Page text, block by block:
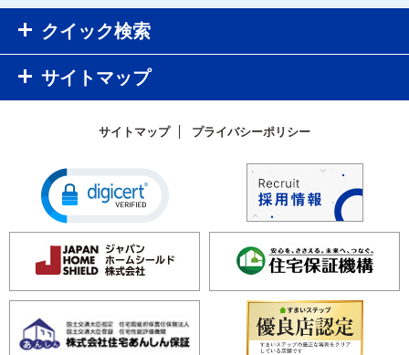
クイック検索
サイトマップ
サイトマップ プライバシーポリシー